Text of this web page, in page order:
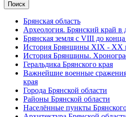
Брянская область
Археология. Брянский край в
Брянская земля с VIII до
История Брянщины XIX - XX
История Брянщины.
Геральдика Брянского края
Важнейшие военные
края
Города Брянской области
Районы Брянской области
Населённые пункты